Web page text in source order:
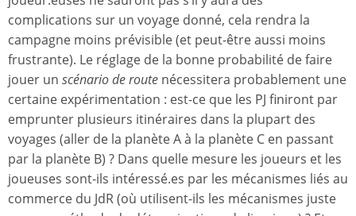
complications sur un voyage donné, cela rendra la
campagne moins prévisible (et peut-être aussi moins
frustrante). Le réglage de la bonne probabilité de faire
jouer un scénario de route nécessitera probablement une
certaine expérimentation : est-ce que les PJ finiront par
emprunter plusieurs itinéraires dans la plupart des
voyages (aller de la planète A à la planète C en passant
par la planète B) ? Dans quelle mesure les joueurs et les
joueuses sont-ils intéressé.es par les mécanismes liés au
commerce du JdR (où utilisent-ils les mécanismes juste